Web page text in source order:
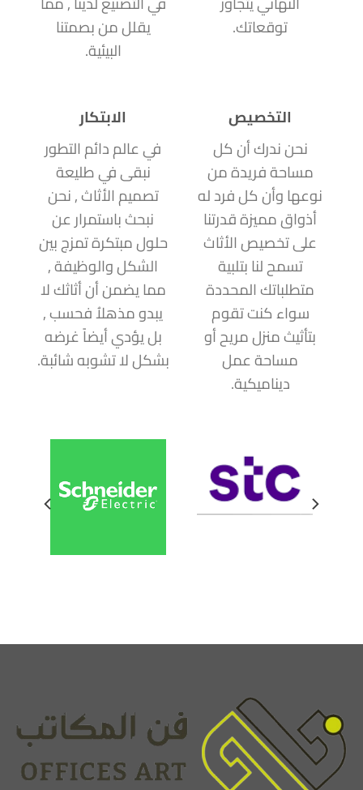
توقعاتك.
يقلل من بصمتنا
البيئية.
التخصيص
نحن ندرك أن كل
مساحة فريدة من
نوعها وأن كل فرد له
أذواق مميزة قدرتنا
على تخصيص الأثاث
تسمح لنا بتلبية
متطلباتك المحددة
سواء كنت تقوم
بتأثيث منزل مريح أو
مساحة عمل
ديناميكية.
الابتكار
في عالم دائم التطور
نبقى في طليعة
تصميم الأثاث , نحن
نبحث باستمرار عن
حلول مبتكرة تمزج بين
الشكل والوظيفة ,
مما يضمن أن أثاثك لا
يبدو مذهلاُ فحسب ,
بل يؤدي أيضاً غرضه
بشكل لا تشوبه شائبة.